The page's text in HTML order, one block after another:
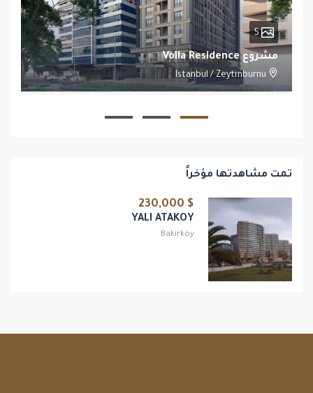
5
مشروع Voila Residence
Istanbul / Zeytınburnu
تمت مشاهدتها مؤخراً
$ 230,000
YALI ATAKOY
Bakirköy